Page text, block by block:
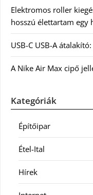
Elektromos roller
hosszú élettartam egy
USB-C USB-A
A Nike Air Max cipő
Kategóriák
Építőipar
Étel-Ital
Hírek